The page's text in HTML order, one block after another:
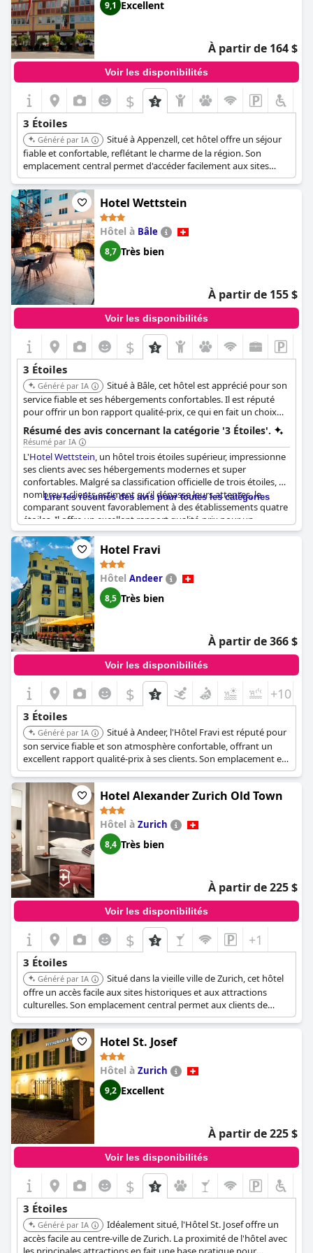
9,1 Excellent
À partir de 164 $
Voir les disponibilités
$
3 Étoiles
Généré par IA
Situé à Appenzell, cet hôtel offre un séjour
fiable et confortable, reflétant le charme de la région. Son
emplacement central permet d'accéder facilement aux sites
locaux et aux expériences culturelles.
Hotel Wettstein
Hôtel à Bâle
8,7 Très bien
À partir de 155 $
Voir les disponibilités
$
3 Étoiles
Généré par IA
Situé à Bâle, cet hôtel est apprécié pour son
service fiable et ses hébergements confortables. Il est réputé
pour offrir un bon rapport qualité-prix, ce qui en fait un choix
judicieux pour les voyageurs soucieux de leur budget.
Résumé des avis concernant la catégorie '3 Étoiles'.
Résumé par IA
L'Hotel Wettstein, un hôtel trois étoiles supérieur, impressionne
ses clients avec ses hébergements modernes et super
confortables. Malgré sa classification officielle de trois étoiles, de
nombreux clients estiment qu'il dépasse leurs attentes, le
comparant souvent favorablement à des établissements quatre
étoiles. Il offre un excellent rapport qualité-prix pour un
établissement trois étoiles, proposant des installations et des
services qui vont au-delà de ce que l'on pourrait attendre d'un
hôtel de cette catégorie. L'hôtel dispose d'un charmant jardin,
ajoutant à son confort et à son attrait.
Bien que les clients apprécient les installations modernes et
récemment rénovées, certains commentaires suggèrent que la
différence entre les options de chambres pourrait être précisée.
Néanmoins, le niveau général de l'hôtel est considéré comme
très bon pour sa catégorie. La combinaison du confort et des
commodités trois étoiles, ainsi qu'un service supérieur, font de
un choix fortement recommandé pour les
voyageurs recherchant plus qu'une expérience trois étoiles
habituelle.
Lire les résumés des avis pour toutes les catégories
Hotel Fravi
Hôtel Andeer
8,5 Très bien
À partir de 366 $
Voir les disponibilités
$ +10
3 Étoiles
Généré par IA
Situé à Andeer, l'Hôtel Fravi est réputé pour
son service fiable et son atmosphère confortable, offrant un
excellent rapport qualité-prix à ses clients. Son emplacement en
fait un lieu idéal pour explorer la beauté naturelle de la région.
Hotel Alexander Zurich Old Town
Hôtel à Zurich
8,4 Très bien
À partir de 225 $
Voir les disponibilités
$ +1
3 Étoiles
Généré par IA
Situé dans la vieille ville de Zurich, cet hôtel
offre un accès facile aux sites historiques et aux attractions
culturelles. Son emplacement central permet aux clients de
s'immerger dans la riche histoire de la ville et d'explorer ses
charmantes rues. L'hôtel offre une expérience unique dans un
cadre vibrant.
Hotel St. Josef
Hôtel à Zurich
9,2 Excellent
À partir de 225 $
Voir les disponibilités
$
3 Étoiles
Généré par IA
Idéalement situé, l'Hôtel St. Josef offre un
accès facile au centre-ville de Zurich. La proximité de l'hôtel avec